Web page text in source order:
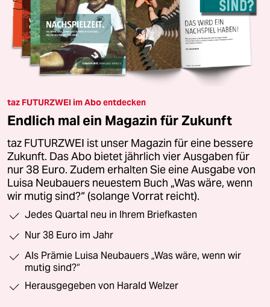
taz FUTURZWEI im Abo entdecken
Endlich mal ein Magazin für Zukunft
taz FUTURZWEI ist unser Magazin für eine bessere
Zukunft. Das Abo bietet jährlich vier Ausgaben für
nur 38 Euro. Zudem erhalten Sie eine Ausgabe von
Luisa Neubauers neuestem Buch „Was wäre, wenn
wir mutig sind?“ (solange Vorrat reicht).
Jedes Quartal neu in Ihrem Briefkasten
Nur 38 Euro im Jahr
Als Prämie Luisa Neubauers „Was wäre, wenn wir
mutig sind?“
Herausgegeben von Harald Welzer